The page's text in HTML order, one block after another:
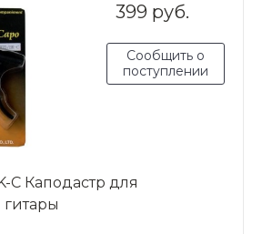
399 руб.
Сообщить о
поступлении
C Каподастр для
гитары